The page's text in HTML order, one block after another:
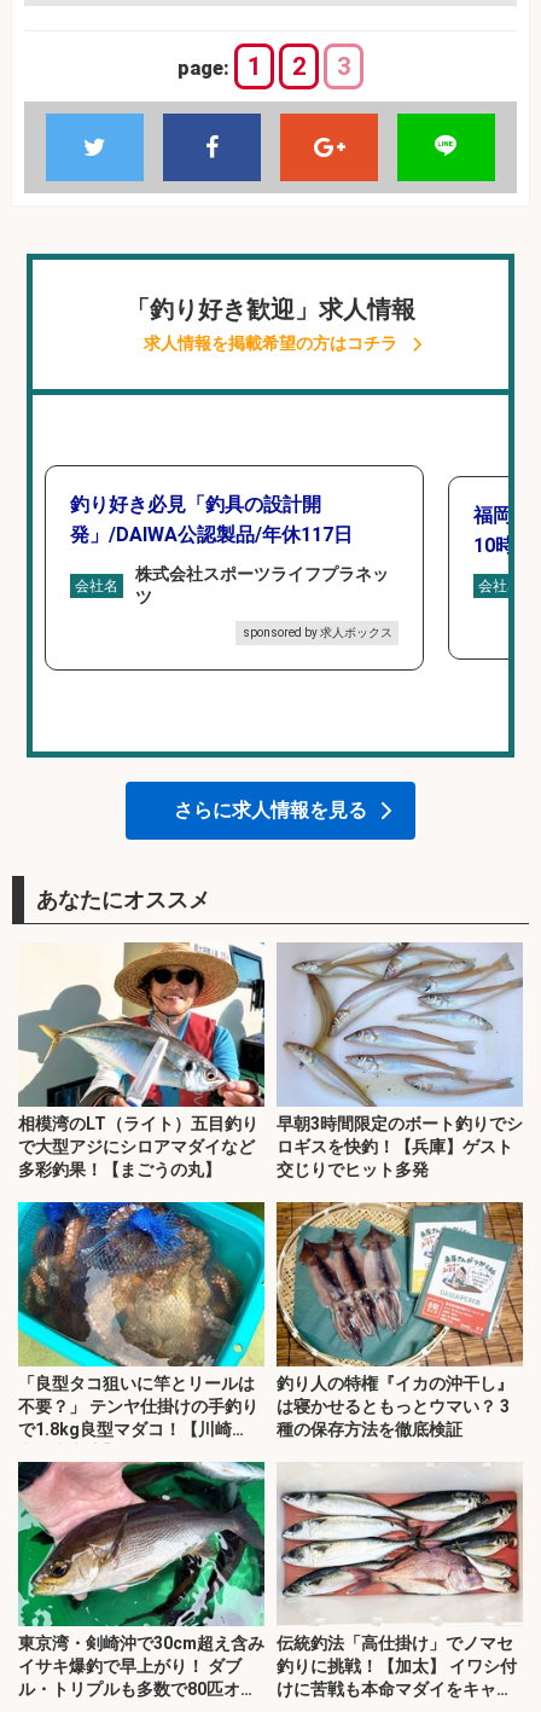
page: 1 2 3
「釣り好き歓迎」求人情報
求人情報を掲載希望の方はコチラ
釣り好き必見「釣具の設計開
発」/DAIWA公認製品/年休117日
会社名
株式会社スポーツライフプラネッ
ツ
sponsored by 求人ボックス
福岡「
10時間
会社名
さらに求人情報を見る
あなたにオススメ
相模湾のLT（ライト）五目釣り
で大型アジにシロアマダイなど
多彩釣果！【まごうの丸】
早朝3時間限定のボート釣りでシ
ロギスを快釣！【兵庫】ゲスト
交じりでヒット多発
「良型タコ狙いに竿とリールは
不要？」 テンヤ仕掛けの手釣り
で1.8kg良型マダコ！【川崎
釣り人の特権『イカの沖干し』
は寝かせるともっとウマい？ 3
種の保存方法を徹底検証
東京湾・剣崎沖で30cm超え含み
イサキ爆釣で早上がり！ ダブ
ル・トリプルも多数で80匹オー
伝統釣法「高仕掛け」でノマセ
釣りに挑戦！【加太】 イワシ付
けに苦戦も本命マダイをキャッ